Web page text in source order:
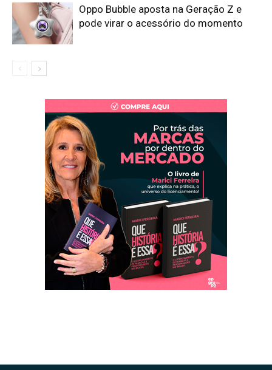
Oppo Bubble aposta na Geração Z e
pode virar o acessório do momento